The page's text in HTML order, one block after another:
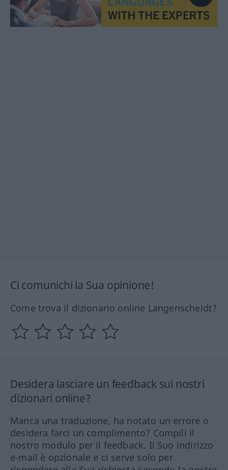
Ci comunichi la Sua opinione!
Come trova il dizionario online Langenscheidt?
Desidera lasciare un feedback sui nostri
dizionari online?
Manca una traduzione, ha notato un errore o
desidera farci un complimento? Compili il
nostro modulo per il feedback. Il Suo indirizzo
e-mail è opzionale e ci serve solo per